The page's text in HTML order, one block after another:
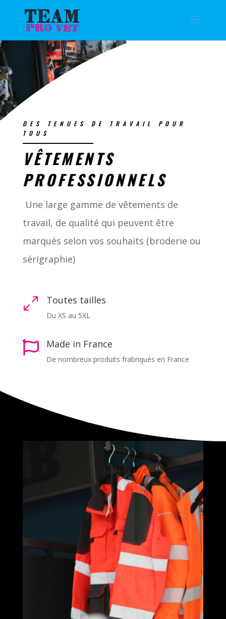
DES TENUES DE TRAVAIL POUR
TOUS
VÊTEMENTS
PROFESSIONNELS
Une large gamme de vêtements de
travail, de qualité qui peuvent être
marqués selon vos souhaits (broderie ou
sérigraphie)
0 Toutes tailles
Du XS au 5XL
 Made in France
De nombreux produits frabriqués en France